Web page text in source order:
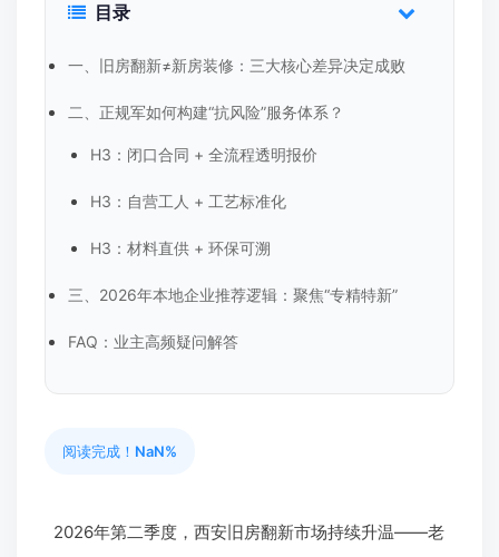
目录
一、旧房翻新≠新房装修：三大核心差异决定成败
二、正规军如何构建“抗风险”服务体系？
H3：闭口合同 + 全流程透明报价
H3：自营工人 + 工艺标准化
H3：材料直供 + 环保可溯
三、2026年本地企业推荐逻辑：聚焦“专精特新”
FAQ：业主高频疑问解答
阅读完成！ NaN%
2026年第二季度，西安旧房翻新市场持续升温——老